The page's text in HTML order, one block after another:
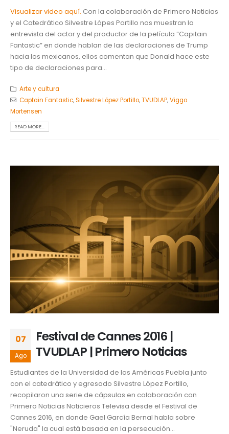
Visualizar video aquí. Con la colaboración de Primero Noticias
y el Catedrático Silvestre Lópes Portillo nos muestran la
entrevista del actor y del productor de la película “Capitain
Fantastic” en donde hablan de las declaraciones de Trump
hacia los mexicanos, ellos comentan que Donald hace este
tipo de declaraciones para...
Arte y cultura
Captain Fantastic,Silvestre López Portillo,TVUDLAP,Viggo
Mortensen
READ MORE...
07
Ago
Festival de Cannes 2016 |
TVUDLAP | Primero Noticias
Estudiantes de la Universidad de las Américas Puebla junto
con el catedrático y egresado Silvestre López Portillo,
recopilaron una serie de cápsulas en colaboración con
Primero Noticias Noticieros Televisa desde el Festival de
Cannes 2016, en donde Gael García Bernal habla sobre
"Neruda" la cual está basada en la persecución...